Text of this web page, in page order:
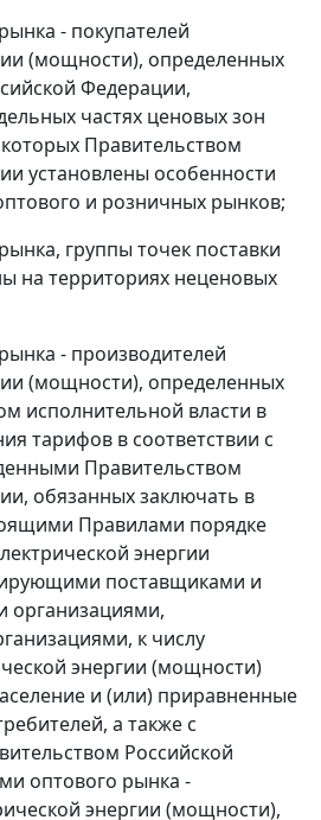
- покупателей
(мощности), определенных
Федерации,
частях ценовых зон
Правительством
установлены особенности
и розничных рынков;
группы точек поставки
на территориях неценовых
- производителей
(мощности), определенных
исполнительной власти в
тарифов в соответствии с
Правительством
обязанных заключать в
Правилами порядке
энергии
поставщиками и
к числу
энергии (мощности)
и (или) приравненные
а также с
Российской
оптового рынка -
энергии (мощности),